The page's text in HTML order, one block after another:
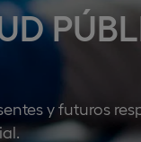
y futuros